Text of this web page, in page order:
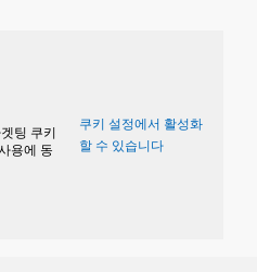
팅 쿠키
용에 동
쿠키 설정에서 활성화
할 수 있습니다